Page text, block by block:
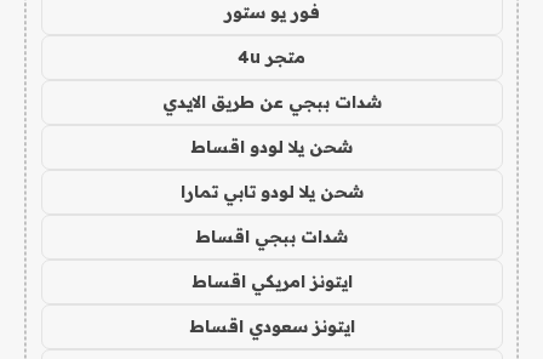
فور يو ستور
متجر 4u
شدات ببجي عن طريق الايدي
شحن يلا لودو اقساط
شحن يلا لودو تابي تمارا
شدات ببجي اقساط
ايتونز امريكي اقساط
ايتونز سعودي اقساط